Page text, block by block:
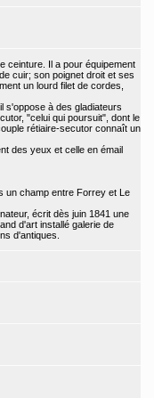
ceinture. Il a pour équipement
cuir; son poignet droit et ses
un lourd filet de cordes,
s'oppose à des gladiateurs
"celui qui poursuit", dont le
rétiaire-secutor connaît un
des yeux et celle en émail
un champ entre Forrey et Le
écrit dès juin 1841 une
d'art installé galerie de
d'antiques.